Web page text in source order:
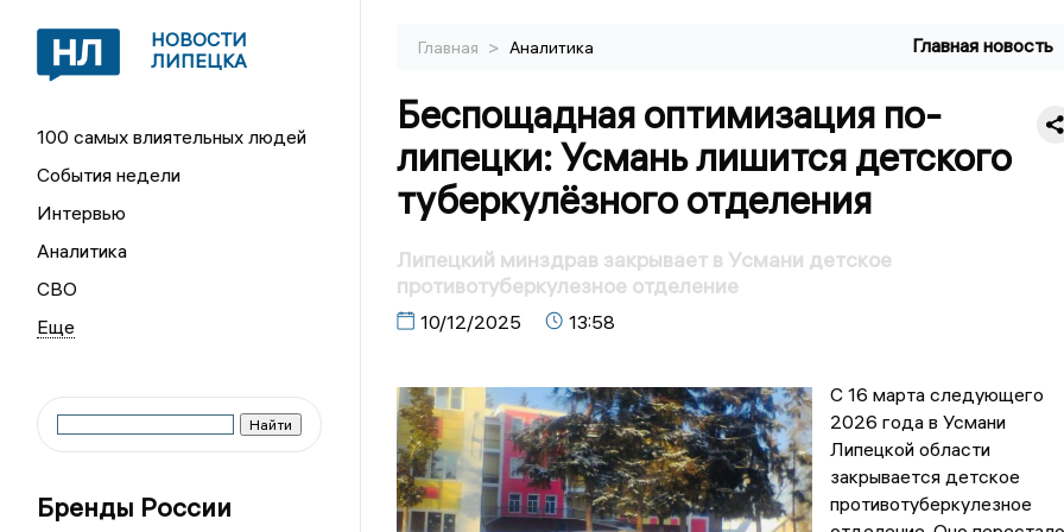
НОВОСТИ
ЛИПЕЦКА
100 самых влиятельных людей
События недели
Интервью
Аналитика
СВО
Бренды России
Главная > Аналитика Главная новость
Беспощадная оптимизация по-
липецки: Усмань лишится детского
туберкулёзного отделения
Липецкий минздрав закрывает в Усмани детское
противотуберкулезное отделение
10/12/2025 13:58
С 16 марта следующего
2026 года в Усмани
Липецкой области
закрывается детское
противотуберкулезное